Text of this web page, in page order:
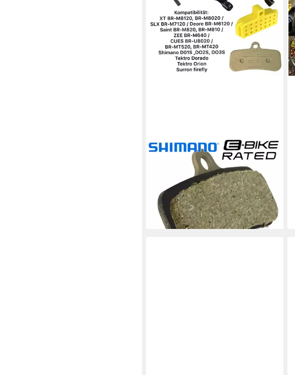
SHIMANO
Scheibenbremse Shimano D03S
Resin 4-Kolben Bremsbeläge
XT/SLX/Saint/Zee 2 Paar+Block
39,95 € UVP49,95 €
-20%
lieferbar - in 4-5 Werktagen bei dir